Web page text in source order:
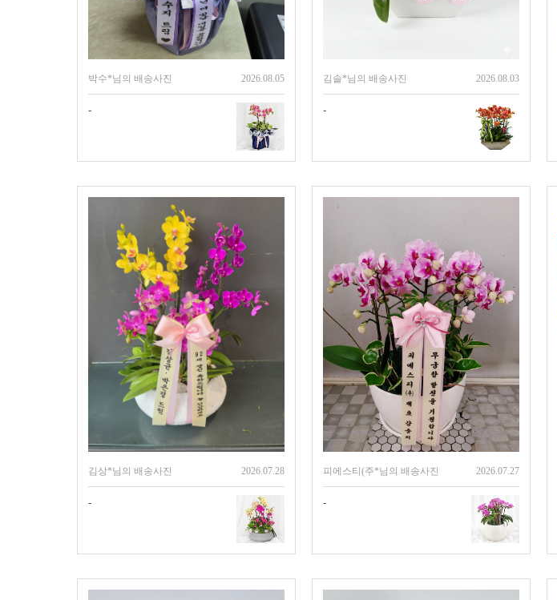
박수*님의 배송사진 2026.08.05
-
김솔*님의 배송사진 2026.08.03
-
김상*님의 배송사진 2026.07.28
-
피에스티(주*님의 배송사진 2026.07.27
-